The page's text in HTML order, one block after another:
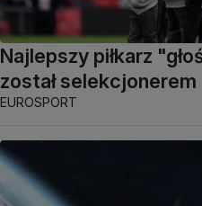
Najlepszy piłkarz
został selekcjonerem
EUROSPORT